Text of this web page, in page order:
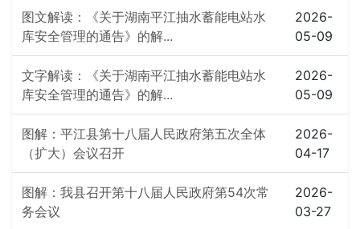
图文解读：《关于湖南平江抽水蓄能电站水
库安全管理的通告》的解...
2026-
05-09
文字解读：《关于湖南平江抽水蓄能电站水
库安全管理的通告》的解...
2026-
05-09
图解：平江县第十八届人民政府第五次全体
（扩大）会议召开
2026-
04-17
图解：我县召开第十八届人民政府第54次常
务会议
2026-
03-27